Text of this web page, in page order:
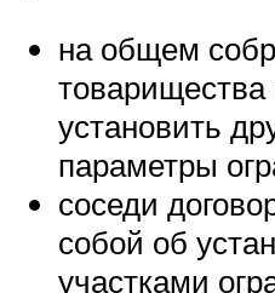
на общем
установить
параметры
соседи
собой об
участками